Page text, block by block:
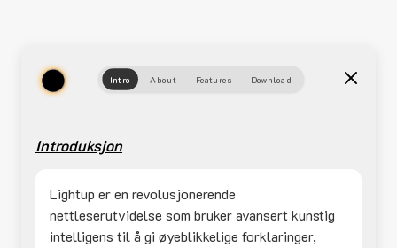
Intro About Features Download
Introduksjon
Lightup er en revolusjonerende
nettleserutvidelse som bruker avansert kunstig
intelligens til å gi øyeblikkelige forklaringer,